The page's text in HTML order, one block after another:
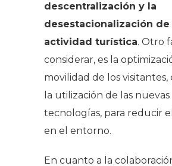
descentralización y la
desestacionalización de
actividad turística. Otro
considerar, es la
movilidad de los visitantes,
la utilización de las nuevas
tecnologías, para reducir
en el entorno.
En cuanto a la